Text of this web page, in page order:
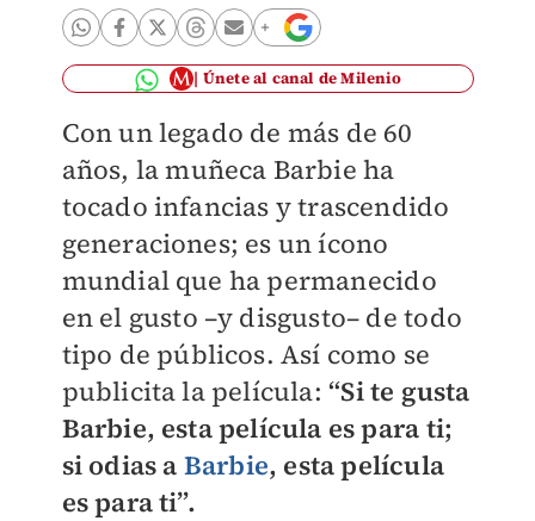
Únete al canal de Milenio
Con un legado de más de 60
años, la muñeca Barbie ha
tocado infancias y trascendido
generaciones; es un ícono
mundial que ha permanecido
en el gusto –y disgusto– de todo
tipo de públicos. Así como se
publicita la película:“Si te gusta
Barbie, esta película es para ti;
si odias a Barbie, esta película
es para ti”.